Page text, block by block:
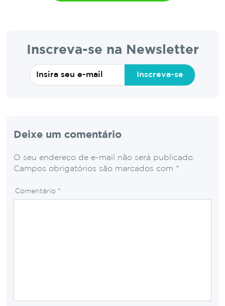
Inscreva-se na Newsletter
Inscreva-se
Deixe um comentário
O seu endereço de e-mail não será publicado.
Campos obrigatórios são marcados com *
Comentário *